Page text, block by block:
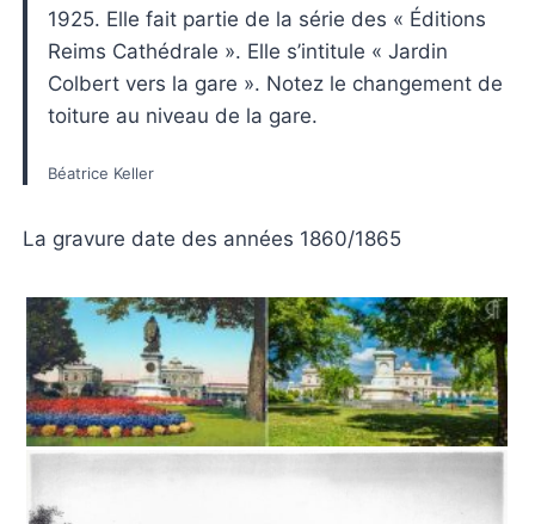
1925. Elle fait partie de la série des « Éditions
Reims Cathédrale ». Elle s’intitule « Jardin
Colbert vers la gare ». Notez le changement de
toiture au niveau de la gare.
Béatrice Keller
La gravure date des années 1860/1865